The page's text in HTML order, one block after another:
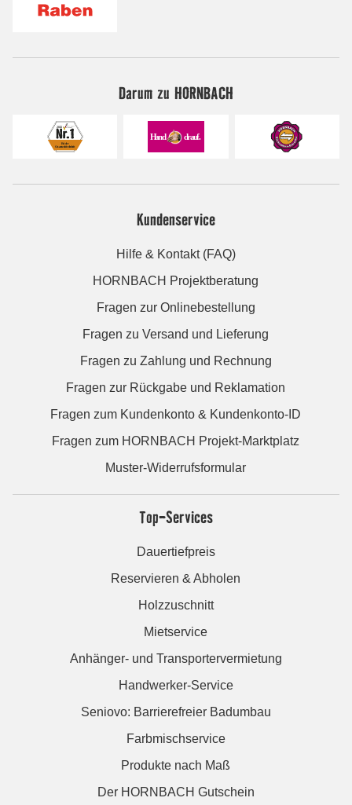
Darum zu HORNBACH
Kundenservice
Hilfe & Kontakt (FAQ)
HORNBACH Projektberatung
Fragen zur Onlinebestellung
Fragen zu Versand und Lieferung
Fragen zu Zahlung und Rechnung
Fragen zur Rückgabe und Reklamation
Fragen zum Kundenkonto & Kundenkonto-ID
Fragen zum HORNBACH Projekt-Marktplatz
Muster-Widerrufsformular
Top-Services
Dauertiefpreis
Reservieren & Abholen
Holzzuschnitt
Mietservice
Anhänger- und Transportervermietung
Handwerker-Service
Seniovo: Barrierefreier Badumbau
Farbmischservice
Produkte nach Maß
Der HORNBACH Gutschein